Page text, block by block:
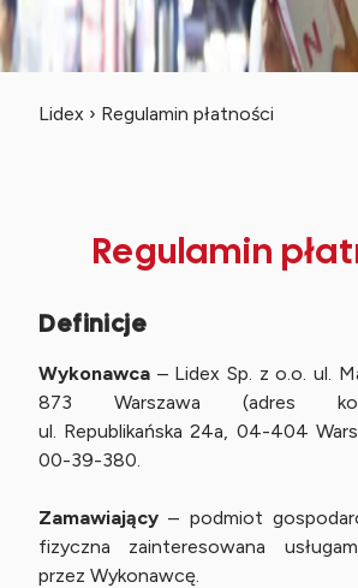
Lidex › Regulamin płatności
Regulamin
Definicje
Wykonawca – Lidex Sp. z o.o. ul.
873 Warszawa (adres
ul. Republikańska 24a, 04-404
00-39-380.
Zamawiający – podmiot
fizyczna zainteresowana
przez Wykonawcę.